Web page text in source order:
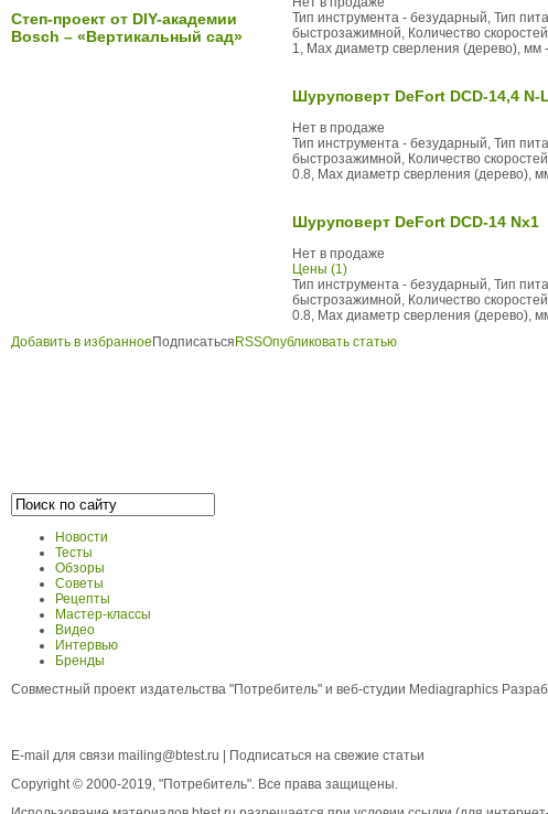
Тип инструмента - безударный, Тип
быстрозажимной, Количество
1, Max диаметр сверления (дерево),
Шуруповерт DeFort DCD-14,4 N-
Нет в продаже
Тип инструмента - безударный, Тип
быстрозажимной, Количество
0.8, Max диаметр сверления (дерево),
Шуруповерт DeFort DCD-14 Nx1
Нет в продаже
Цены (1)
Тип инструмента - безударный, Тип
быстрозажимной, Количество
0.8, Max диаметр сверления (дерево),
Степ-проект от DIY-академии
Bosch – «Вертикальный сад»
Добавить в избранное Подписаться RSSОпубликовать статью
Новости
Тесты
Обзоры
Советы
Рецепты
Мастер-классы
Видео
Интервью
Бренды
Совместный проект издательства "Потребитель" и веб-студии Mediagraphics
E-mail для связи mailing@btest.ru
Подписаться на свежие статьи
Copyright © 2000-2019, "Потребитель". Все права защищены.